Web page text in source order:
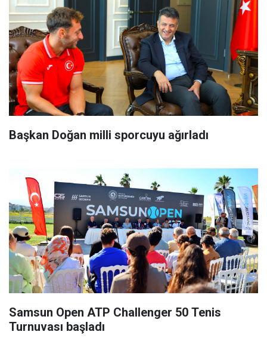
Başkan Doğan milli sporcuyu ağırladı
Samsun Open ATP Challenger 50 Tenis
Turnuvası başladı